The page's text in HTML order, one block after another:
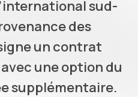
sud-
des
un contrat
une option du
supplémentaire.